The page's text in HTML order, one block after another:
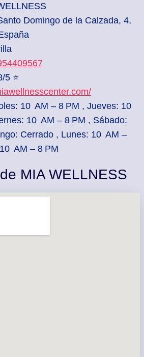
Domingo de la Calzada, 4,
5 ⭐
10 AM – 8 PM , Jueves: 10
10 AM – 8 PM , Sábado:
Cerrado , Lunes: 10 AM –
AM – 8 PM
MIA WELLNESS